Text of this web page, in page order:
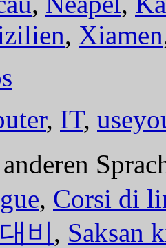
, Xiamen
, IT,
, Corsi di
비, Saksan